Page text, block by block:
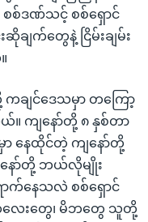
စစ်ဒဏ်သင့် စစ်ရှောင်
ချက်တွေနဲ့ ငြိမ်းချမ်း
ကချင်ဒေသမှာ တကြော့
ယ်။ ကျနော်တို့ ၈ နှစ်တာ
ာ နေထိုင်တဲ့ ကျနော်တို့
ော်တို့ ဘယ်လိုမျိုး
က်နေသလဲ စစ်ရှောင်
လေးတွေ၊ မိဘတွေ သူတို့